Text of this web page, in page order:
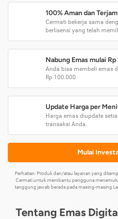
100% Aman dan
Cermati bekerja sama
berlisensi yang telah
Nabung Emas mulai
Anda bisa membeli emas
Rp 100.000
Update Harga per
Harga emas diupdate
transaksi Anda.
Mulai
Perhatian: Produk dan/atau layanan yang
Cermati untuk membantu pengguna
tanggung jawab berada pada masing-masing
Tentang Emas